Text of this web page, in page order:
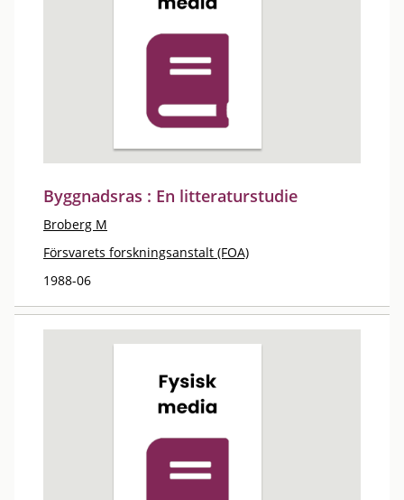
Byggnadsras : En litteraturstudie
Broberg M
Försvarets forskningsanstalt (FOA)
1988-06